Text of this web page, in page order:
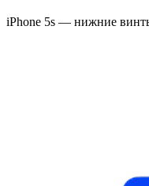
iPhone 5s — нижние